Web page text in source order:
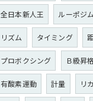
全日本新人王 ルーポジム
リズム タイミング
プロボクシング Ｂ級昇格
有酸素運動 計量 リ